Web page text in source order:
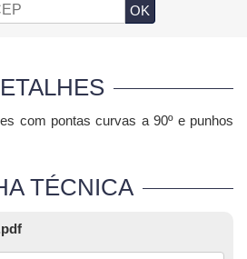
com pontas curvas a 90º e punhos
TÉCNICA